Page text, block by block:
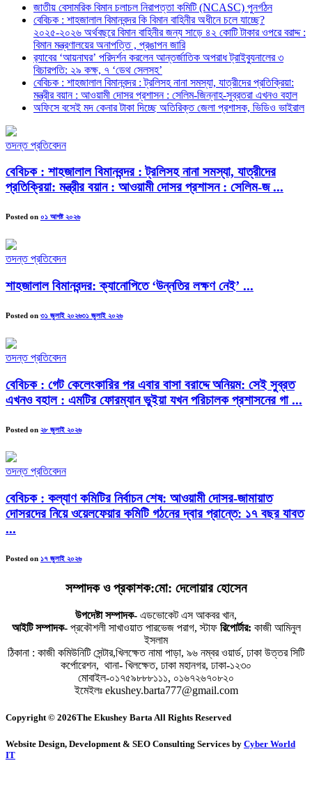
জাতীয় বেসামরিক বিমান চলাচল নিরাপত্তা কমিটি (NCASC) পুনর্গঠন
বেবিচক : শাহজালাল বিমানবন্দর কি বিমান বাহিনীর অধীনে চলে যাচ্ছে?
২০২৫-২০২৬ অর্থবছরে বিমান বাহিনীর জন্য সাড়ে ৪২ কোটি টাকার ওপরে বরাদ্দ :
বিমান মন্ত্রণালয়ের অনাপত্তি , প্রঙাপন জারি
র‍্যাবের ‘আয়নাঘর’ পরিদর্শন করলেন আন্তর্জাতিক অপরাধ ট্রাইব্যুনালের ৩
বিচারপতি: ২৯ কক্ষ, ৭ ‘ডেথ সেলসহ’
বেবিচক : শাহজালাল বিমানবন্দর : ট্রলিসহ নানা সমস্যা, যাত্রীদের প্রতিক্রিয়া:
মন্ত্রীর বয়ান : আওয়ামী দোসর প্রশাসন : সেলিম-জিন্নাহ-সুব্রতরা এখনও বহাল
অফিসে বসেই মদ কেনার টাকা দিচ্ছে অতিরিক্ত জেলা প্রশাসক, ভিডিও ভাইরাল
তদন্ত প্রতিবেদন
বেবিচক : শাহজালাল বিমানবন্দর : ট্রলিসহ নানা সমস্যা, যাত্রীদের
প্রতিক্রিয়া: মন্ত্রীর বয়ান : আওয়ামী দোসর প্রশাসন : সেলিম-জ ...
Posted on ০১ আগষ্ট ২০২৬
তদন্ত প্রতিবেদন
শাহজালাল বিমানবন্দর: ক্যানোপিতে ‘উন্নতির লক্ষণ নেই’ ...
Posted on ৩১ জুলাই ২০২৬৩১ জুলাই ২০২৬
তদন্ত প্রতিবেদন
বেবিচক : গেট কেলেংকারির পর এবার বাসা বরাদ্দে অনিয়ম: সেই সুব্রত
এখনও বহাল : এমটির ফোরম্যান ভুইয়া যখন পরিচালক প্রশাসনের গা ...
Posted on ২৮ জুলাই ২০২৬
তদন্ত প্রতিবেদন
বেবিচক : কল্যাণ কমিটির নির্বাচন শেষ: আওয়ামী দোসর-জামায়াত
দোসরদের নিয়ে ওয়েলফেয়ার কমিটি গঠনের দ্বার প্রান্তে: ১৭ বছর যাবত
...
Posted on ১৭ জুলাই ২০২৬
সম্পাদক ও প্রকাশক:মো: দেলোয়ার হোসেন
উপদেষ্টা সম্পাদক- এডভোকেট এস আকবর খান,
আইটি সম্পাদক-প্রকৌশলী সাখাওয়াত পারভেজ পরাগ, স্টাফ রিপোর্টার: কাজী আমিনুল
ইসলাম
ঠিকানা : কাজী কমিউনিটি সেন্টার,খিলক্ষেত নামা পাড়া, ৯৬ নম্বর ওয়ার্ড, ঢাকা উত্তর সিটি
কর্পোরেশন, থানা- খিলক্ষেত, ঢাকা মহানগর, ঢাকা-১২৩০
মোবাইল-০১৭৫৯৮৮৮১১১, ০১৬৭২৬৭০৮২০
ইমেইলঃ ekushey.barta777@gmail.com
Copyright © 2026The Ekushey Barta All Rights Reserved
Website Design, Development & SEO Consulting Services by Cyber World
IT